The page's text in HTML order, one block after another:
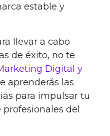
estable y
llevar a cabo
de éxito, no te
Digital y
aprenderás las
para impulsar tu
del